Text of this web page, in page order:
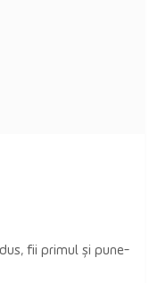
fii primul și pune-